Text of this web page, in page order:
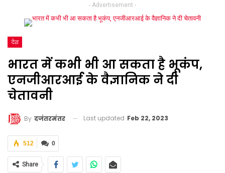
- Advertisement -
देश
भारत में कभी भी आ सकता है भूकंप,
एनजीआरआई के वैज्ञानिक ने दी
चेतावनी
By दजंतरमंतर Last updated Feb 22, 2023
0
512
Share